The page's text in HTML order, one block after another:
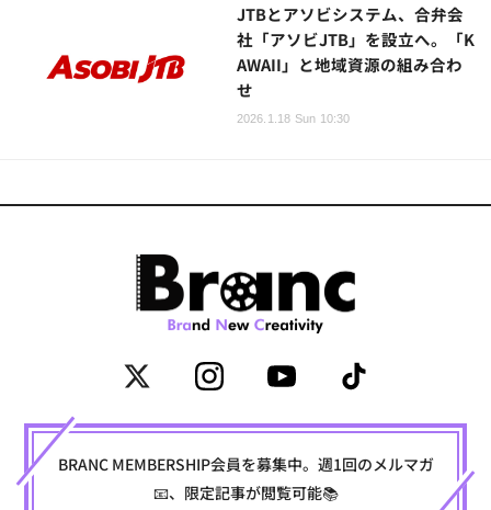
JTBとアソビシステム、合弁会
社「アソビJTB」を設立へ。「K
AWAII」と地域資源の組み合わ
せ
2026.1.18 Sun 10:30
BRANC MEMBERSHIP会員を募集中。週1回のメルマガ
📧、限定記事が閲覧可能📚